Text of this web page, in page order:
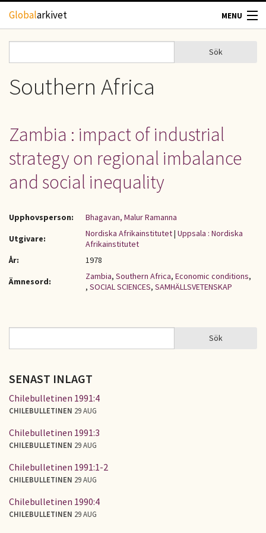
Hoppa till huvudinnehåll
Globalarkivet MENU
TIDSKRIFTER
UPPHOVSRÄTT
OM OSS
Sökformulär
Sök
Southern Africa
Zambia : impact of industrial
strategy on regional imbalance
and social inequality
Upphovsperson:
Bhagavan, Malur Ramanna
Utgivare:
Nordiska Afrikainstitutet| Uppsala : Nordiska
Afrikainstitutet
År:
1978
Ämnesord:
Zambia, Southern Africa, Economic conditions,
, SOCIAL SCIENCES, SAMHÄLLSVETENSKAP
SÖKFORMULÄR Sök
SENAST INLAGT
Chilebulletinen 1991:4
CHILEBULLETINEN 29 AUG
Chilebulletinen 1991:3
CHILEBULLETINEN 29 AUG
Chilebulletinen 1991:1-2
CHILEBULLETINEN 29 AUG
Chilebulletinen 1990:4
CHILEBULLETINEN 29 AUG